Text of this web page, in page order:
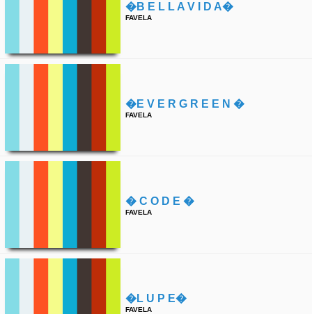
�b E L L A V I D A�
FAVELA
�e V E R G R E E N �
FAVELA
� C O D E �
FAVELA
�l U P E�
FAVELA